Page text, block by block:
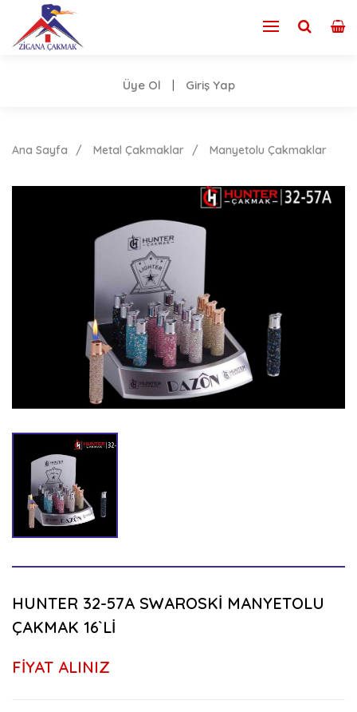
Üye Ol Giriş Yap
Ana Sayfa Metal Çakmaklar Manyetolu Çakmaklar
HUNTER 32-57A SWAROSKİ MANYETOLU
ÇAKMAK 16`Lİ
FİYAT ALINIZ